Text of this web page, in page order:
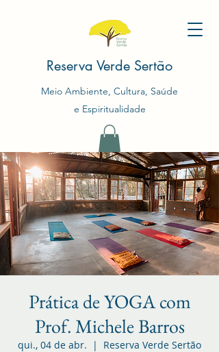
Reserva Verde Sertão
Meio Ambiente, Cultura, Saúde
e Espiritualidade
Prática de YOGA com
Prof. Michele Barros
qui., 04 de abr.
  |
Reserva Verde Sertão